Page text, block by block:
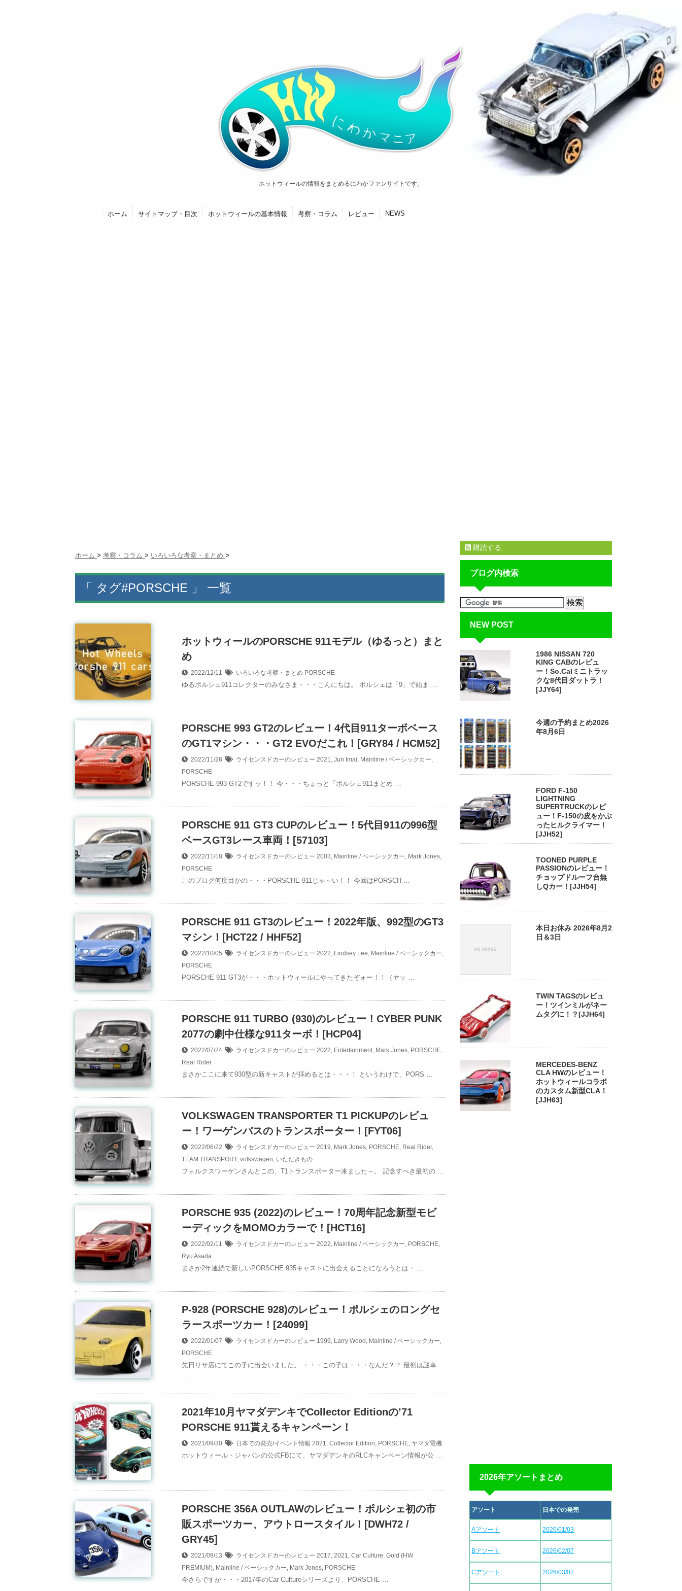
ホットウィールの情報をまとめるにわかファンサイトです。
ホーム サイトマップ・目次 ホットウィールの基本情報 考察・コラム レビュー NEWS
ホーム > 考察・コラム > いろいろな考察・まとめ >
「 タグ#PORSCHE 」 一覧
ホットウィールのPORSCHE 911モデル（ゆるっと）まと
め
2022/12/11 いろいろな考察・まとめ PORSCHE
ゆるポルシェ911コレクターのみなさま・・・こんにちは。 ポルシェは「9」で始ま …
PORSCHE 993 GT2のレビュー！4代目911ターボベース
のGT1マシン・・・GT2 EVOだこれ！[GRY84 / HCM52]
2022/11/26 ライセンスドカーのレビュー 2021, Jun Imai, Mainline / ベーシックカー,
PORSCHE
PORSCHE 993 GT2ですッ！！ 今・・・ちょっと「ポルシェ911まとめ …
PORSCHE 911 GT3 CUPのレビュー！5代目911の996型
ベースGT3レース車両！[57103]
2022/11/18 ライセンスドカーのレビュー 2003, Mainline / ベーシックカー, Mark Jones,
PORSCHE
このブログ何度目かの・・・PORSCHE 911じゃ～い！！ 今回はPORSCH …
PORSCHE 911 GT3のレビュー！2022年版、992型のGT3
マシン！[HCT22 / HHF52]
2022/10/05 ライセンスドカーのレビュー 2022, Lindsey Lee, Mainline / ベーシックカー,
PORSCHE
PORSCHE 911 GT3が・・・ホットウィールにやってきたぞォー！！（ヤッ …
PORSCHE 911 TURBO (930)のレビュー！CYBER PUNK
2077の劇中仕様な911ターボ！[HCP04]
2022/07/24 ライセンスドカーのレビュー 2022, Entertainment, Mark Jones, PORSCHE,
Real Rider
まさかここに来て930型の新キャストが拝めるとは・・・！ というわけで、PORS …
VOLKSWAGEN TRANSPORTER T1 PICKUPのレビュ
ー！ワーゲンバスのトランスポーター！[FYT06]
2022/06/22 ライセンスドカーのレビュー 2019, Mark Jones, PORSCHE, Real Rider,
TEAM TRANSPORT, volkswagen, いただきもの
フォルクスワーゲンさんとこの、T1トランスポーター来ました～。 記念すべき最初の …
PORSCHE 935 (2022)のレビュー！70周年記念新型モビ
ーディックをMOMOカラーで！[HCT16]
2022/02/11 ライセンスドカーのレビュー 2022, Mainline / ベーシックカー, PORSCHE,
Ryu Asada
まさか2年連続で新しいPORSCHE 935キャストに出会えることになろうとは・ …
P-928 (PORSCHE 928)のレビュー！ポルシェのロングセ
ラースポーツカー！[24099]
2022/01/07 ライセンスドカーのレビュー 1999, Larry Wood , Mainline / ベーシックカー,
PORSCHE
先日リサ店にてこの子に出会いました。 ・・・この子は・・・なんだ？？ 最初は謎車
2021年10月ヤマダデンキでCollector Editionの’71
PORSCHE 911貰えるキャンペーン！
2021/09/30 日本での発売/イベント情報 2021, Collector Edition, PORSCHE, ヤマダ電機
ホットウィール・ジャパンの公式FBにて、ヤマダデンキのRLCキャンペーン情報が公 …
PORSCHE 356A OUTLAWのレビュー！ポルシェ初の市
販スポーツカー、アウトロースタイル！[DWH72 /
GRY45]
2021/09/13 ライセンスドカーのレビュー 2017, 2021, Car Culture, Gold (HW
PREMIUM), Mainline / ベーシックカー, Mark Jones, PORSCHE
今さらですが・・・2017年のCar Cultureシリーズより、PORSCHE …
購読する
ブログ内検索
NEW POST
1986 NISSAN 720
KING CABのレビュ
ー！So.Calミニトラッ
クな8代目ダットラ！
[JJY64]
今週の予約まとめ2026
年8月6日
FORD F-150
LIGHTNING
SUPERTRUCKのレビ
ュー！F-150の皮をかぶ
ったヒルクライマー！
[JJH52]
TOONED PURPLE
PASSIONのレビュー！
チョップドルーフ台無
しQカー！[JJH54]
本日お休み 2026年8月2
日＆3日
TWIN TAGSのレビュ
ー！ツインミルがネー
ムタグに！？[JJH64]
MERCEDES-BENZ
CLA HWのレビュー！
ホットウィールコラボ
のカスタム新型CLA！
[JJH63]
2026年アソートまとめ
アソート 日本での発売
Aアソート 2026/01/03
Bアソート 2026/02/07
Cアソート 2026/03/07